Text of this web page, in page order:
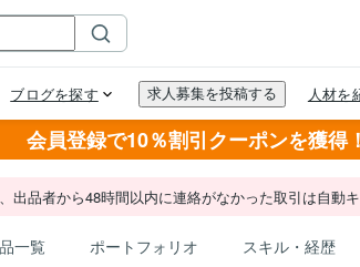
会員登録で10％割引クーポンを獲得！
品者から48時間以内に連絡がなかった取引は自動キ
一覧 ポートフォリオ スキル・経歴